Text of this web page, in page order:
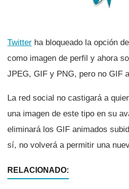
Twitter ha bloqueado la opción
como imagen de perfil y ahora
JPEG, GIF y PNG, pero no GIF
La red social no castigará a
una imagen de este tipo en su
eliminará los GIF animados
sí­, no volverá a permitir una
RELACIONADO: